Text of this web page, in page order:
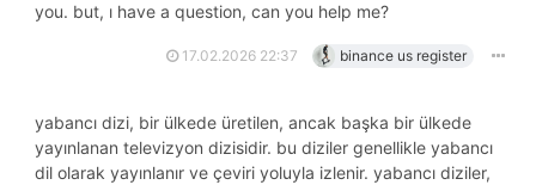
you. but, i have a question, can you help me?
17.02.2026 22:37 binance us register
yabancı dizi, bir ülkede üretilen, ancak başka bir ülkede
yayınlanan televizyon dizisidir. bu diziler genellikle yabancı
dil olarak yayınlanır ve çeviri yoluyla izlenir. yabancı diziler,